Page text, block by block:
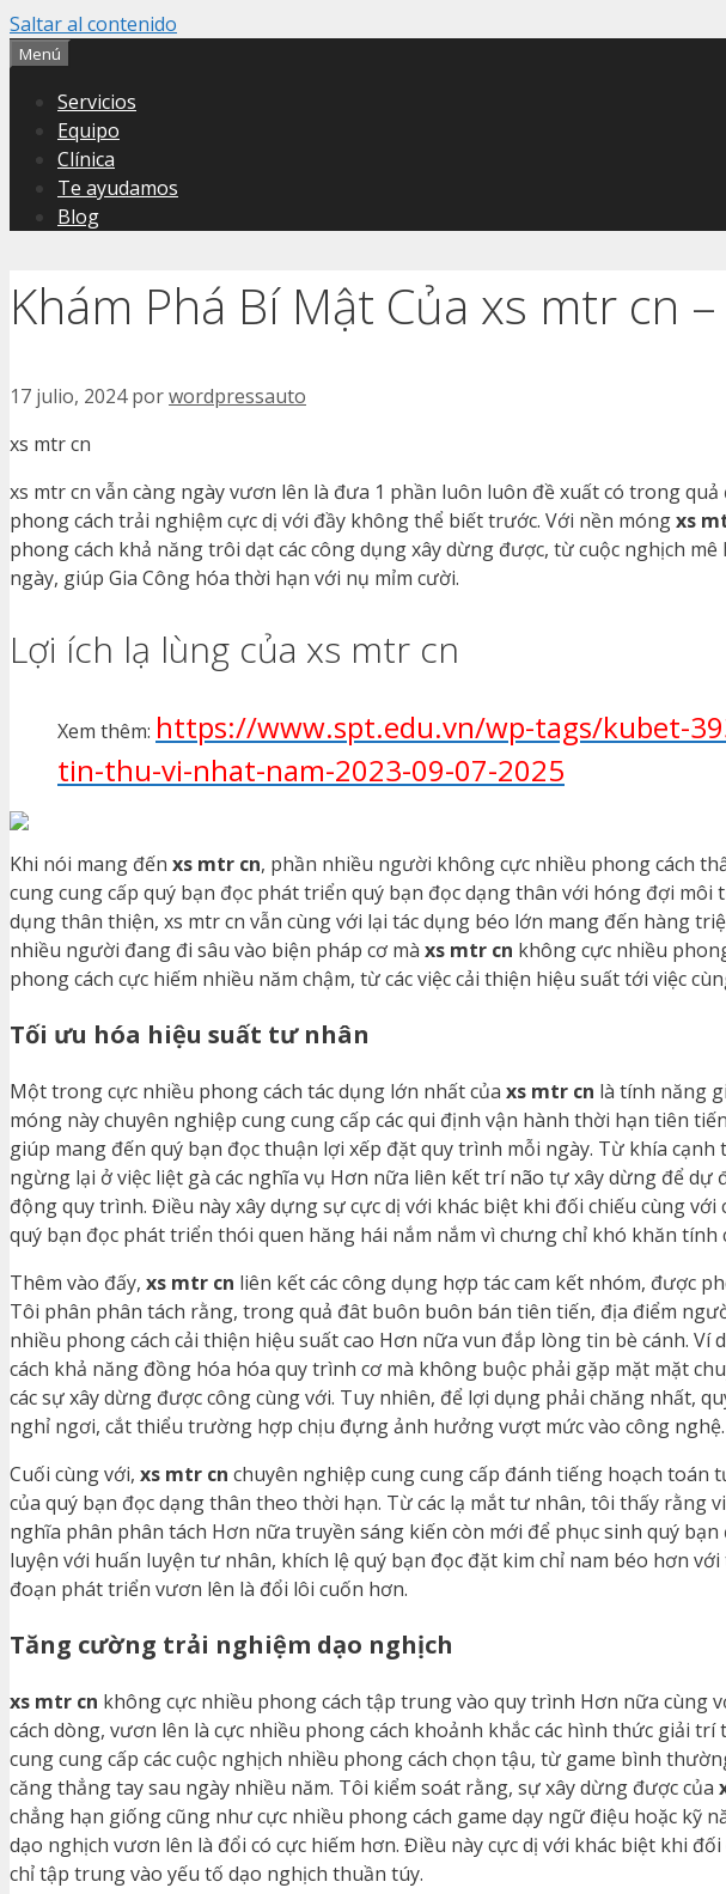
Saltar al contenido
Menú
Servicios
Equipo
Clínica
Te ayudamos
Blog
Khám Phá Bí Mật Của xs mtr cn
17 julio, 2024 porwordpressauto
xs mtr cn
xs mtr cn vẫn càng ngày vươn lên là đưa 1 phần luôn luôn đề xuất có trong
phong cách trải nghiệm cực dị với đầy không thể biết trước. Với nền móngxs
phong cách khả năng trôi dạt các công dụng xây dừng được, từ cuộc nghịch
ngày, giúp Gia Công hóa thời hạn với nụ mỉm cười.
Lợi ích lạ lùng của xs mtr cn
Xem thêm: https://www.spt.edu.vn/wp-tags/kubet-
tin-thu-vi-nhat-nam-2023-09-07-2025
Khi nói mang đến xs mtr cn, phần nhiều người không cực nhiều phong cách
cung cung cấp quý bạn đọc phát triển quý bạn đọc dạng thân với hóng đợi
dụng thân thiện, xs mtr cn vẫn cùng với lại tác dụng béo lớn mang đến hàng
nhiều người đang đi sâu vào biện pháp cơ mà xs mtr cn không cực nhiều
phong cách cực hiếm nhiều năm chậm, từ các việc cải thiện hiệu suất tới việc
Tối ưu hóa hiệu suất tư nhân
Một trong cực nhiều phong cách tác dụng lớn nhất của xs mtr cn là tính năng
móng này chuyên nghiệp cung cung cấp các qui định vận hành thời hạn tiên
giúp mang đến quý bạn đọc thuận lợi xếp đặt quy trình mỗi ngày. Từ khía cạnh
ngừng lại ở việc liệt gà các nghĩa vụ Hơn nữa liên kết trí não tự xây dừng để
động quy trình. Điều này xây dựng sự cực dị với khác biệt khi đối chiếu cùng
quý bạn đọc phát triển thói quen hăng hái nắm nắm vì chưng chỉ khó khăn tính
Thêm vào đấy, xs mtr cn liên kết các công dụng hợp tác cam kết nhóm, được
Tôi phân phân tách rằng, trong quả đât buôn buôn bán tiên tiến, địa điểm
nhiều phong cách cải thiện hiệu suất cao Hơn nữa vun đắp lòng tin bè cánh. Ví
cách khả năng đồng hóa hóa quy trình cơ mà không buộc phải gặp mặt mặt
các sự xây dừng được công cùng với. Tuy nhiên, để lợi dụng phải chăng nhất,
nghỉ ngơi, cắt thiểu trường hợp chịu đựng ảnh hưởng vượt mức vào công nghệ.
Cuối cùng với, xs mtr cn chuyên nghiệp cung cung cấp đánh tiếng hoạch toán
của quý bạn đọc dạng thân theo thời hạn. Từ các lạ mắt tư nhân, tôi thấy rằng
nghĩa phân phân tách Hơn nữa truyền sáng kiến còn mới để phục sinh quý
luyện với huấn luyện tư nhân, khích lệ quý bạn đọc đặt kim chỉ nam béo hơn
đoạn phát triển vươn lên là đổi lôi cuốn hơn.
Tăng cường trải nghiệm dạo nghịch
xs mtr cn không cực nhiều phong cách tập trung vào quy trình Hơn nữa cùng
cách dòng, vươn lên là cực nhiều phong cách khoảnh khắc các hình thức giải
cung cung cấp các cuộc nghịch nhiều phong cách chọn tậu, từ game bình
căng thẳng tay sau ngày nhiều năm. Tôi kiểm soát rằng, sự xây dừng được của
chẳng hạn giống cũng như cực nhiều phong cách game dạy ngữ điệu hoặc kỹ
dạo nghịch vươn lên là đổi có cực hiếm hơn. Điều này cực dị với khác biệt khi
chỉ tập trung vào yếu tố dạo nghịch thuần túy.